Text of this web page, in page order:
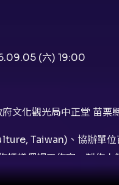
(六) 19:00
文化觀光局中正堂 苗栗
Taiwan)、協辦單位
螞蟻偶帽工作室、製作
演師林凱翔、演師羅振